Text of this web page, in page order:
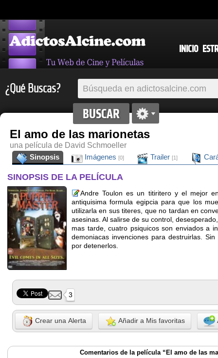
INICIO
¿Qué Buscas?
El amo de las marionetas
una película de David Schmoeller
Sinopsis
Imágenes [0] Trailer [1]
SINOPSIS DE LA PELÍCULA
Andre Toulon es un titiritero y el mejor
antiquisima formula egipcia para que los
utilizarla en sus titeres, que no tardan en
asesinas. Al salirse de su control,
mas tarde, cuatro psiquicos son enviados a
demoniacas invenciones para destruirlas.
por detenerlos.
3
Crear una Alerta Añadir a Mis favoritas
Comentarios de la película “El amo de las